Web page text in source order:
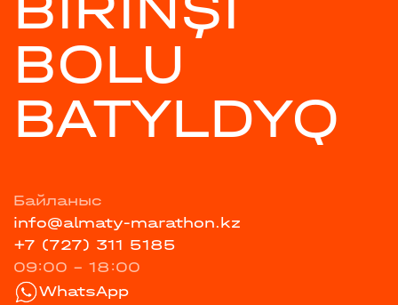
BOLU
BATYLDYQ
Байланыс
info@almaty-marathon.kz
+7 (727) 311 5185
09:00 - 18:00
WhatsApp